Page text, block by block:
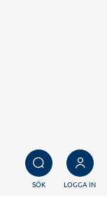
SÖK LOGGA IN